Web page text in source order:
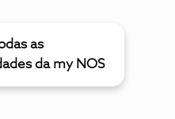
as
da my NOS